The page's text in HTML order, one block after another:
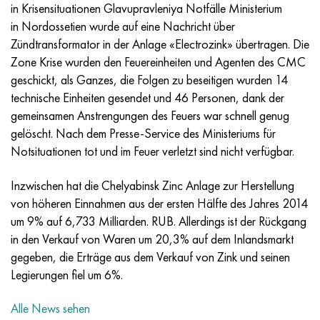
in Krisensituationen Glavupravleniya Notfälle Ministerium
in Nordossetien wurde auf eine Nachricht über
Zündtransformator in der Anlage «Electrozink» übertragen. Die
Zone Krise wurden den Feuereinheiten und Agenten des CMC
geschickt, als Ganzes, die Folgen zu beseitigen wurden 14
technische Einheiten gesendet und 46 Personen, dank der
gemeinsamen Anstrengungen des Feuers war schnell genug
gelöscht. Nach dem Presse-Service des Ministeriums für
Notsituationen tot und im Feuer verletzt sind nicht verfügbar.
Inzwischen hat die Chelyabinsk Zinc Anlage zur Herstellung
von höheren Einnahmen aus der ersten Hälfte des Jahres 2014
um 9% auf 6,733 Milliarden. RUB. Allerdings ist der Rückgang
in den Verkauf von Waren um 20,3% auf dem Inlandsmarkt
gegeben, die Erträge aus dem Verkauf von Zink und seinen
Legierungen fiel um 6%.
Alle News sehen
Incotherm
Incotest
Jethete M152
Kobalt 6B
Martensitaushärtung 250
Renee 41
Martensitaushärtung 300
Martensitaushärtung 350
47ND
47NHR
49KF
49K2F/49K2FA-VI
50H
50NP
50NHS
52H
HN62VMYUT
HN62MVKYU
HN63MB
HN65VM
HN65VMTYU
HN67MVTYU
HN68VKTYU
HN68VMTYUK-VD
VT-35
PT-1M
PT-3V
PT-7M
2V
SPT-2 Schweißdraht
AT3
3М
1.4466 - aisi 310MoLn
Legierung Al6xn
15-7Ph® - 1.4532
PH 13-8 Mo - 1.4534
1.4542 - 17-4Ph®.
Custom 455® - 1.4543 - uns s45500
1.4545 - 15-5Ph®
1.4548 - 17-4Ph®.
10H17N13М3Т
10H18N18YU4D
11H11N2V2МF
12H18N9Т
13H11N2V2МF
15H11MF
15H12VNMF
15H12N2МVFAB
2.0872, CuNi10Fe1Mn, Cw352h
Silicium-Aluminium-Bronze
CW301G, C64200
Siliciumbronze
C65500, CuAl11Fe3
C65620, CuSi3Fe2Zn3
C65100, CuSi1,5
Zinn-Blei-Bronze
Rotmessing
C84400, CuSn2ZnPb
C83600, CuSn5ZnPb
45G2, 45g2, aisi 1144
Baustahl legiert
10g2, 10g2, aisi 1513
12X2H4A,15NiCr13, 1.5752
АS14, 11SMnPb30
20G, 20mn5
20HN3А, aisi 4320, 20hn3a
20HМ, 24CrMo5, 20hm
R6M5, 1.3343, hs6-5-2, sw7m
R6M5K5, 1.3243, hs6-5-2-5
R6М5F3, 1.3344, hs6-5-3
R9М4К8,1.3207
R12F3, 1.3318, sw12
R18, 1.3355, hs18-0-1, sw18
Kohlenstoffstahl
U10,1.1645, C105W1